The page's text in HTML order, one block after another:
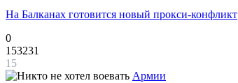
На Балканах готовится новый прокси-конфликт
0
153231
15
Армии